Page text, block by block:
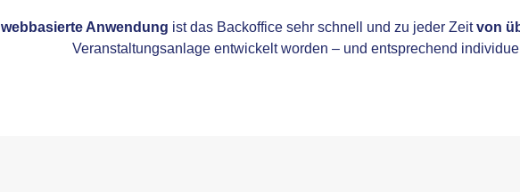
webbasierte Anwendung ist das Backoffice sehr schnell und zu jeder Zeitvon
Veranstaltungsanlage entwickelt worden – und entsprechend